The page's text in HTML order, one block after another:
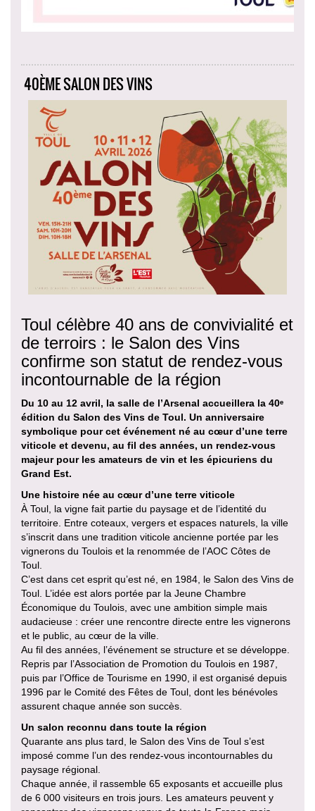
40ÈME SALON DES VINS
Toul célèbre 40 ans de convivialité et
de terroirs : le Salon des Vins
confirme son statut de rendez-vous
incontournable de la région
Du 10 au 12 avril, la salle de l’Arsenal accueillera la 40ᵉ
édition du Salon des Vins de Toul. Un anniversaire
symbolique pour cet événement né au cœur d’une terre
viticole et devenu, au fil des années, un rendez-vous
majeur pour les amateurs de vin et les épicuriens du
Grand Est.
Une histoire née au cœur d’une terre viticole
À Toul, la vigne fait partie du paysage et de l’identité du
territoire. Entre coteaux, vergers et espaces naturels, la ville
s’inscrit dans une tradition viticole ancienne portée par les
vignerons du Toulois et la renommée de l’AOC Côtes de
Toul.
C’est dans cet esprit qu’est né, en 1984, le Salon des Vins de
Toul. L’idée est alors portée par la Jeune Chambre
Économique du Toulois, avec une ambition simple mais
audacieuse : créer une rencontre directe entre les vignerons
et le public, au cœur de la ville.
Au fil des années, l’événement se structure et se développe.
Repris par l’Association de Promotion du Toulois en 1987,
puis par l’Office de Tourisme en 1990, il est organisé depuis
1996 par le Comité des Fêtes de Toul, dont les bénévoles
assurent chaque année son succès.
Un salon reconnu dans toute la région
Quarante ans plus tard, le Salon des Vins de Toul s’est
imposé comme l’un des rendez-vous incontournables du
paysage régional.
Chaque année, il rassemble 65 exposants et accueille plus
de 6 000 visiteurs en trois jours. Les amateurs peuvent y